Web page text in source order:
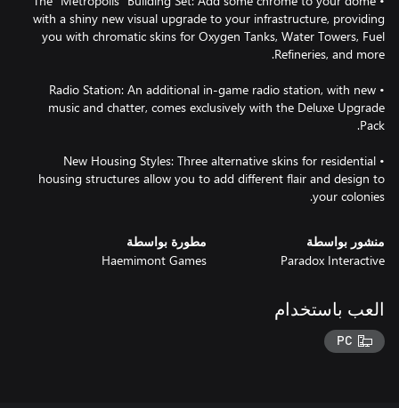
with a shiny new visual upgrade to your infrastructure, providing
you with chromatic skins for Oxygen Tanks, Water Towers, Fuel
• Radio Station: An additional in-game radio station, with new
music and chatter, comes exclusively with the Deluxe Upgrade
• New Housing Styles: Three alternative skins for residential
housing structures allow you to add different flair and design to
your colonies.
منشور بواسطة
Paradox Interactive
مطورة بواسطة
Haemimont Games
العب باستخدام
PC